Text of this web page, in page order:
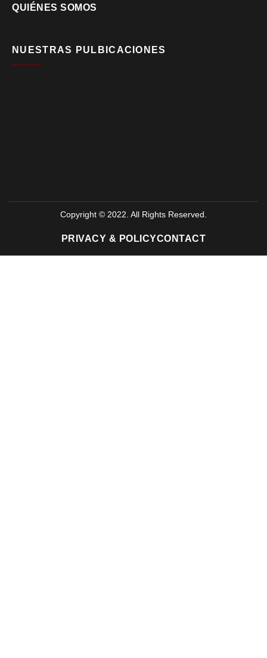
QUIÉNES SOMOS
NUESTRAS PULBICACIONES
Copyright © 2022. All Rights Reserved.
PRIVACY & POLICYCONTACT